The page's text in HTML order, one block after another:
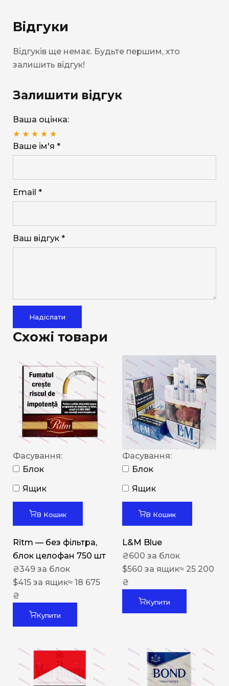
Відгуки
Відгуків ще немає. Будьте першим, хто
залишить відгук!
Залишити відгук
Ваша оцінка:
★ ★ ★ ★ ★
Ваше ім'я *
Email *
Ваш відгук *
Надіслати
Схожі товари
Фасування:
Блок
Ящик
В Кошик
Ritm — без фільтра,
блок целофан 750 шт
₴349 за блок
$415 за ящик≈ 18 675
₴
Купити
Фасування:
Блок
Ящик
В Кошик
L&M Blue
₴600 за блок
$560 за ящик≈ 25 200
₴
Купити